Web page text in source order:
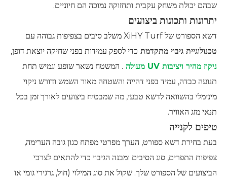
שבהם יכולת משחק עקבית ותחזוקה נמוכה הם חיוניים.
יתרונות ותכונות ביצועים
דשא הספורט של XiHY Turf משלב סיבים בצפיפות גבוהה עם
טכנולוגיית גיבוי מתקדמת כדי לספק עמידות בפני שחיקה יוצאת דופן,
ניקוז מהיר ויציבות UV מעולה
. המשטח נשאר שופע וגמיש תחת
תנועה כבדה, עמיד בפני דהייה והשטחה מאור השמש ודורש ניקוי
מינימלי בהשוואה לדשא טבעי, מה שמבטיח ביצועים לאורך זמן בכל
תנאי מזג האוויר.
טיפים לקנייה
בעת בחירת דשא ספורט, הערך מפרטי מפתח כגון גובה הערימה,
צפיפות התפרים, סוג הסיבים ומבנה הגיבוי כדי להתאים לצרכי
הביצועים של הספורט שלך. שקול את סוג המילוי (חול, גרגירי גומי או